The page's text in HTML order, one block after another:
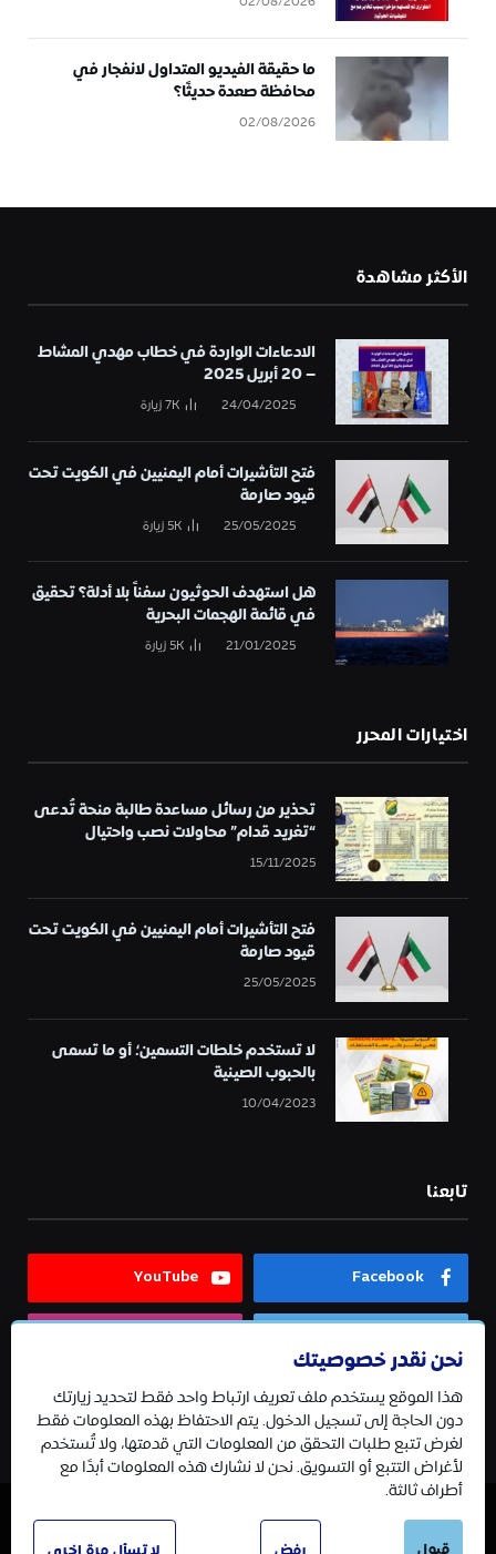
ما حقيقة الفيديو المتداول لانفجار في
محافظة صعدة حديثًا؟
02/08/2026
الأكثر مشاهدة
الادعاءات الواردة في خطاب مهدي المشاط
– 20 أبريل 2025
24/04/2025
7Kزيارة
فتح التأشيرات أمام اليمنيين في الكويت تحت
قيود صارمة
25/05/2025
5Kزيارة
هل استهدف الحوثيون سفناً بلا أدلة؟ تحقيق
في قائمة الهجمات البحرية
21/01/2025
5Kزيارة
اختيارات المحرر
تحذير من رسائل مساعدة طالبة منحة تُدعى
“تغريد قدام” محاولات نصب واحتيال
15/11/2025
فتح التأشيرات أمام اليمنيين في الكويت تحت
قيود صارمة
25/05/2025
لا تستخدم خلطات التسمين؛ أو ما تسمى
بالحبوب الصينية
10/04/2023
تابعنا
Facebook
YouTube
Telegram
نحن نقدر خصوصيتك
هذا الموقع يستخدم ملف تعريف ارتباط واحد فقط لتحديد زيارتك
دون الحاجة إلى تسجيل الدخول. يتم الاحتفاظ بهذه المعلومات فقط
لغرض تتبع طلبات التحقق من المعلومات التي قدمتها، ولا تُستخدم
لأغراض التتبع أو التسويق. نحن لا نشارك هذه المعلومات أبدًا مع
أطراف ثالثة.